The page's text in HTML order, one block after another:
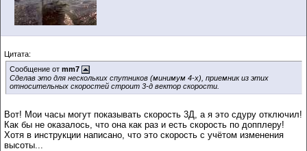
Цитата:
Сообщение от mm7
Сделав это для нескольких спутников (минимум 4-х), приемник из этих
относительных скоростей строит 3-д вектор скорости.
Вот! Мои часы могут показывать скорость 3Д, а я это сдуру отключил!
Как бы не оказалось, что она как раз и есть скорость по допплеру!
Хотя в инструкции написано, что это скорость с учётом изменения
высоты...